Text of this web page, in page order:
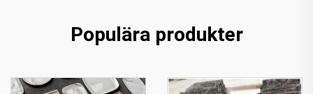
Populära produkter